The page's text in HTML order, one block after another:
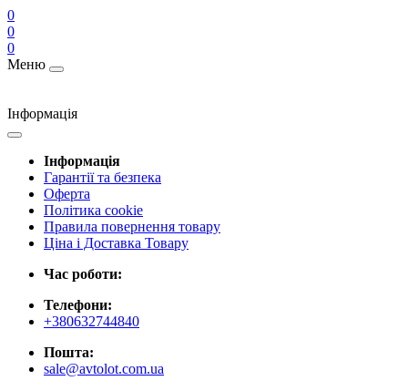
0
0
0
Меню
Інформація
Інформація
Гарантії та безпека
Оферта
Політика cookie
Правила повернення товару
Ціна і Доставка Товару
Час роботи:
Телефони:
+380632744840
Пошта:
sale@avtolot.com.ua